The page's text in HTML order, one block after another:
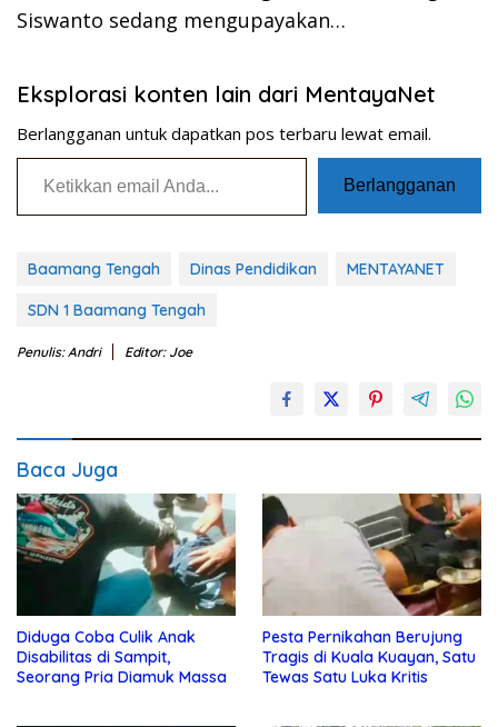
Siswanto sedang mengupayakan…
Eksplorasi konten lain dari MentayaNet
Berlangganan untuk dapatkan pos terbaru lewat email.
Ketikkan email Anda...
Berlangganan
Baamang Tengah Dinas Pendidikan MENTAYANET
SDN 1 Baamang Tengah
Penulis: Andri Editor: Joe
Baca Juga
Diduga Coba Culik Anak
Disabilitas di Sampit,
Seorang Pria Diamuk Massa
Pesta Pernikahan Berujung
Tragis di Kuala Kuayan, Satu
Tewas Satu Luka Kritis